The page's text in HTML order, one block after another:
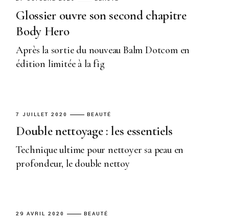
Glossier ouvre son second chapitre
Body Hero
Après la sortie du nouveau Balm Dotcom en
édition limitée à la fig
7 JUILLET 2020 BEAUTÉ
Double nettoyage : les essentiels
Technique ultime pour nettoyer sa peau en
profondeur, le double nettoy
29 AVRIL 2020 BEAUTÉ